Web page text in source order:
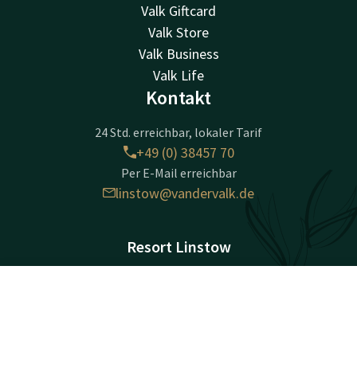
Valk Giftcard
Valk Store
Valk Business
Valk Life
Kontakt
24 Std. erreichbar, lokaler Tarif
+49 (0) 38457 70
Per E-Mail erreichbar
linstow@vandervalk.de
Resort Linstow
Krakower Chaussee 1